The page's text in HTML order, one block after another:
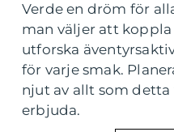
Verde en dröm för
man väljer att
utforska
för varje smak.
njut av allt som
erbjuda.